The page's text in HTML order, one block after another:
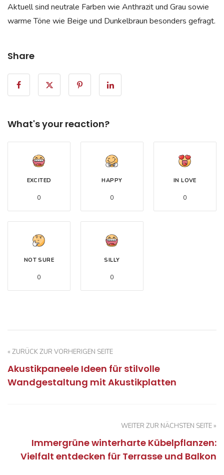
Aktuell sind neutrale Farben wie Anthrazit und Grau sowie
warme Töne wie Beige und Dunkelbraun besonders gefragt.
Share
What's your reaction?
EXCITED
0
HAPPY
0
IN LOVE
0
NOT SURE
0
SILLY
0
« ZURÜCK ZUR VORHERIGEN SEITE
Akustikpaneele Ideen für stilvolle
Wandgestaltung mit Akustikplatten
WEITER ZUR NÄCHSTEN SEITE »
Immergrüne winterharte Kübelpflanzen:
Vielfalt entdecken für Terrasse und Balkon